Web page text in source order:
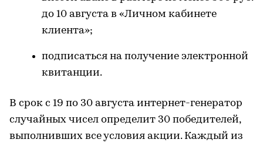
до 10 августа в «Личном кабинете
клиента»;
подписаться на получение электронной
квитанции.
В срок с 19 по 30 августа интернет-генератор
случайных чисел определит 30 победителей,
выполнивших все условия акции. Каждый из